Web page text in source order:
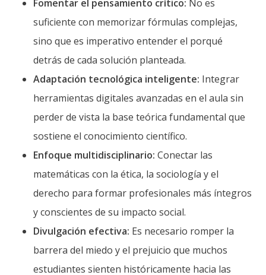
Fomentar el pensamiento crítico: No es
suficiente con memorizar fórmulas complejas,
sino que es imperativo entender el porqué
detrás de cada solución planteada.
Adaptación tecnológica inteligente: Integrar
herramientas digitales avanzadas en el aula sin
perder de vista la base teórica fundamental que
sostiene el conocimiento científico.
Enfoque multidisciplinario: Conectar las
matemáticas con la ética, la sociología y el
derecho para formar profesionales más íntegros
y conscientes de su impacto social.
Divulgación efectiva: Es necesario romper la
barrera del miedo y el prejuicio que muchos
estudiantes sienten históricamente hacia las